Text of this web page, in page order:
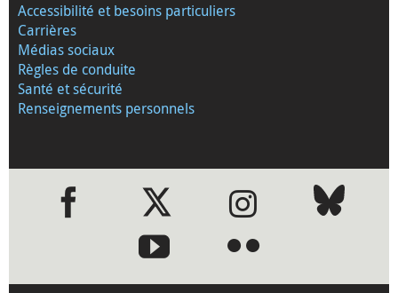
Accessibilité et besoins particuliers
Carrières
Médias sociaux
Règles de conduite
Santé et sécurité
Renseignements personnels
●●